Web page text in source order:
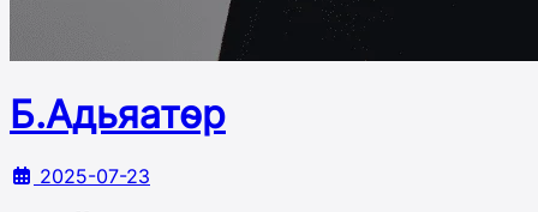
Б.Адьяатөр
2025-07-23